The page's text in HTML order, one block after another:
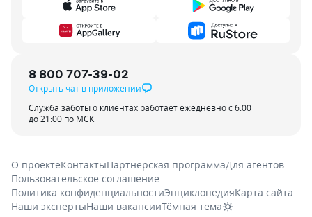
8 800 707-39-02
Открыть чат в приложении
Служба заботы о клиентах работает ежедневно с 6:00
до 21:00 по МСК
О проектеКонтактыПартнерская программаДля агентов
Пользовательское соглашение
Политика конфиденциальностиЭнциклопедияКарта сайта
Наши экспертыНаши вакансииТёмная тема